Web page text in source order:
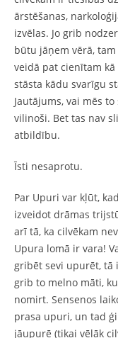
ārstēšanas,
izvēlas. Jo grib
būtu jāņem vērā,
veidā pat cienītam kā
stāsta kādu svarīgu
Jautājums, vai mēs
vilinoši. Bet tas nav
atbildību.
Īsti nesaprotu.
Par Upuri var kļūt,
izveidot drāmas
arī tā, ka cilvēkam
Upura lomā ir vara!
gribēt sevi upurēt, tā
grib to melno māti,
nomirt. Sensenos
prasa upuri, un tad
jāupurē (tikai vēlāk